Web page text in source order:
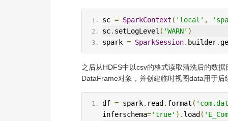
sc = SparkContext ( 'local' ,
sc. setLogLevel ( 'WARN' )
spark = SparkSession. builder.
之后从HDFS中以csv的格式读取清洗后的数
DataFrame对象，并创建临时视图data用于后
df = spark. read . format (
inferschema='true' ). load (